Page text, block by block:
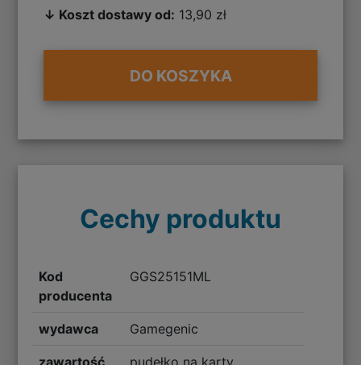
↓ Koszt dostawy od: 13,90 zł
DO KOSZYKA
Cechy produktu
Kod
producenta
GGS25151ML
wydawca Gamegenic